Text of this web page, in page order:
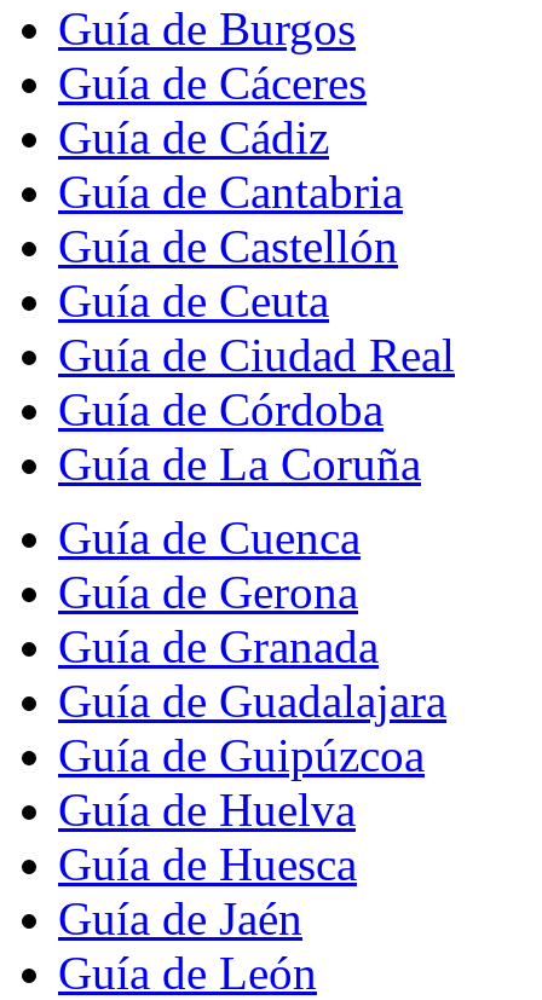
Guía de Burgos
Guía de Cáceres
Guía de Cádiz
Guía de Cantabria
Guía de Castellón
Guía de Ceuta
Guía de Ciudad Real
Guía de Córdoba
Guía de La Coruña
Guía de Cuenca
Guía de Gerona
Guía de Granada
Guía de Guadalajara
Guía de Guipúzcoa
Guía de Huelva
Guía de Huesca
Guía de Jaén
Guía de León